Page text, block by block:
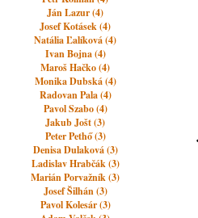
Ján Lazur (4)
Josef Kotásek (4)
Natália Ľalíková (4)
Ivan Bojna (4)
Maroš Hačko (4)
Monika Dubská (4)
Radovan Pala (4)
Pavol Szabo (4)
Jakub Jošt (3)
Peter Pethő (3)
Denisa Dulaková (3)
Ladislav Hrabčák (3)
Marián Porvažník (3)
Josef Šilhán (3)
Pavol Kolesár (3)